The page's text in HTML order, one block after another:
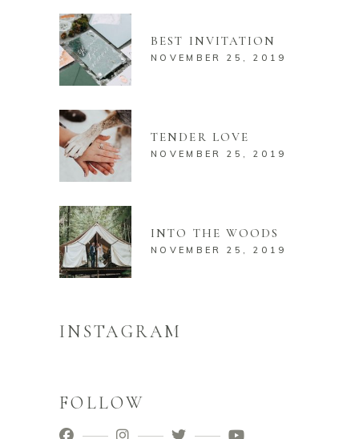
BEST INVITATION
NOVEMBER 25, 2019
TENDER LOVE
NOVEMBER 25, 2019
INTO THE WOODS
NOVEMBER 25, 2019
INSTAGRAM
FOLLOW